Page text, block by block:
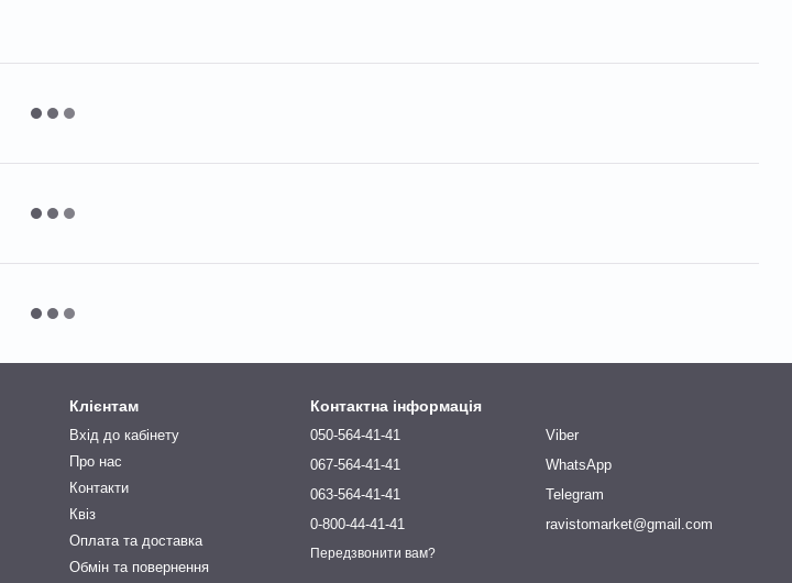
Клієнтам
Вхід до кабінету
Про нас
Контакти
Квіз
Оплата та доставка
Обмін та повернення
Контактна інформація
050-564-41-41
067-564-41-41
063-564-41-41
0-800-44-41-41
Передзвонити вам?
Viber
WhatsApp
Telegram
ravistomarket@gmail.com